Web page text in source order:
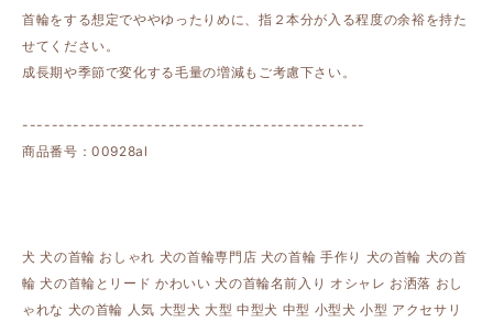
首輪をする想定でややゆったりめに、指２本分が入る程度の余裕を持た
せてください。
成長期や季節で変化する毛量の増減もご考慮下さい。
-----------------------------------------------
商品番号：00928al
犬 犬の首輪 おしゃれ 犬の首輪専門店 犬の首輪 手作り 犬の首輪 犬の首
輪 犬の首輪とリード かわいい 犬の首輪名前入り オシャレ お洒落 おし
ゃれな 犬の首輪 人気 大型犬 大型 中型犬 中型 小型犬 小型 アクセサリ